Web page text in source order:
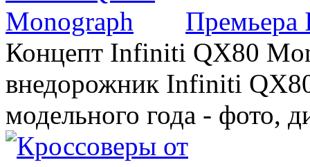
Премьера
Концепт Infiniti QX80
внедорожник Infiniti
модельного года - фото,